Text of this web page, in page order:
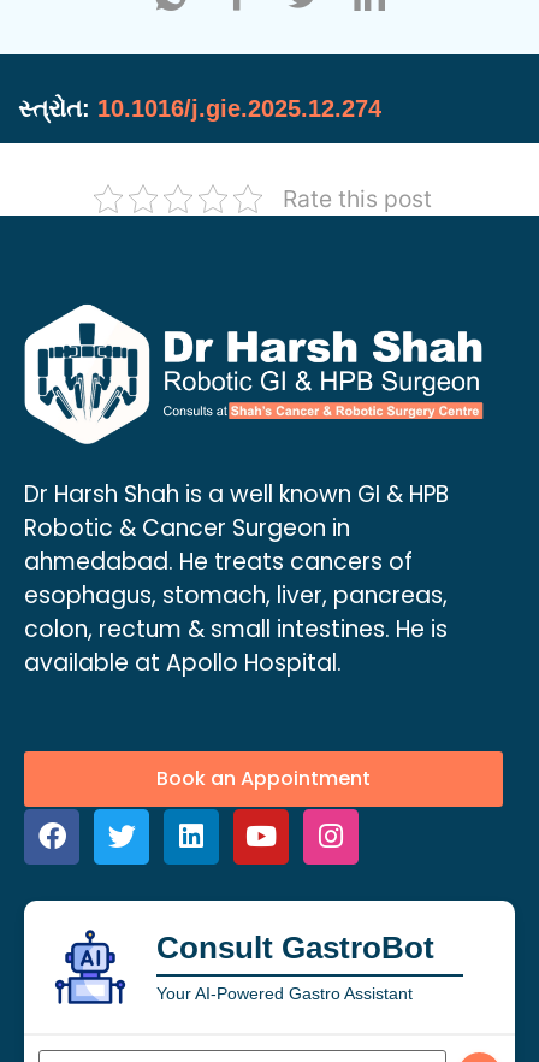
સ્ત્રોત: 10.1016/j.gie.2025.12.274
Rate this post
Dr Harsh Shah is a well known GI & HPB
Robotic & Cancer Surgeon in
ahmedabad. He treats cancers of
esophagus, stomach, liver, pancreas,
colon, rectum & small intestines. He is
available at Apollo Hospital.
Book an Appointment
Consult GastroBot
Your AI-Powered Gastro Assistant